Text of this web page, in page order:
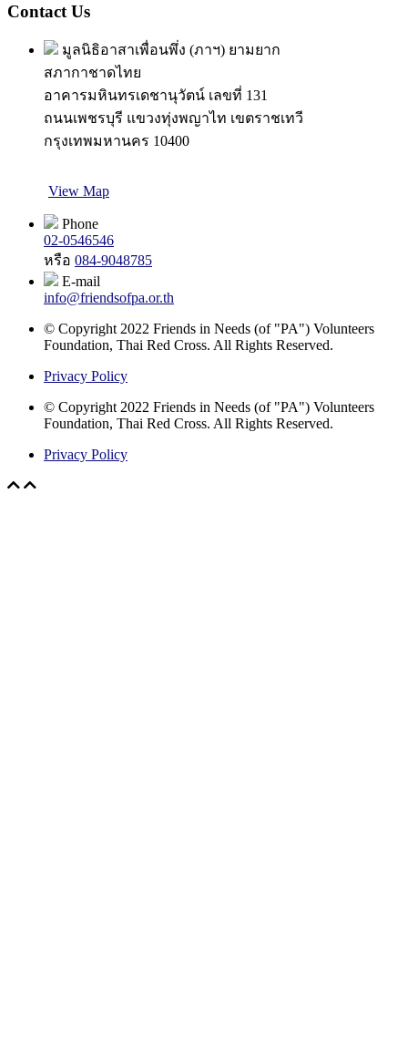
Contact Us
มูลนิธิอาสาเพื่อนพึ่ง (ภาฯ) ยามยาก
สภากาชาดไทย
อาคารมหินทรเดชานุวัตน์ เลขที่ 131
ถนนเพชรบุรี แขวงทุ่งพญาไท เขตราชเทวี
กรุงเทพมหานคร 10400
View Map
Phone
02-0546546
หรือ 084-9048785
E-mail
info@friendsofpa.or.th
© Copyright 2022 Friends in Needs (of "PA") Volunteers
Foundation, Thai Red Cross. All Rights Reserved.
Privacy Policy
© Copyright 2022 Friends in Needs (of "PA") Volunteers
Foundation, Thai Red Cross. All Rights Reserved.
Privacy Policy